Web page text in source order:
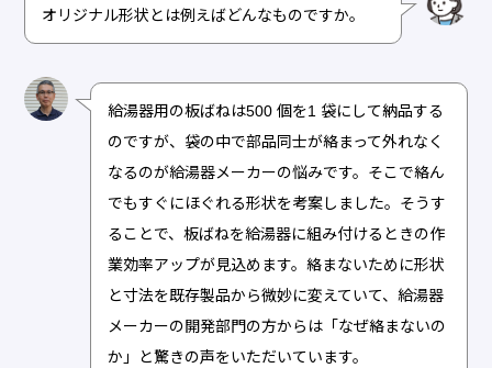
オリジナル形状とは例えばどんなものですか。
給湯器用の板ばねは500 個を1 袋にして納品する
のですが、袋の中で部品同士が絡まって外れなく
なるのが給湯器メーカーの悩みです。そこで絡ん
でもすぐにほぐれる形状を考案しました。そうす
ることで、板ばねを給湯器に組み付けるときの作
業効率アップが見込めます。絡まないために形状
と寸法を既存製品から微妙に変えていて、給湯器
メーカーの開発部門の方からは「なぜ絡まないの
か」と驚きの声をいただいています。